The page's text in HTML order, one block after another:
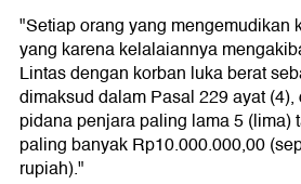
"Setiap orang yang mengemudikan
yang karena kelalaiannya
Lintas dengan korban luka berat
dimaksud dalam Pasal 229 ayat
pidana penjara paling lama 5 (lima)
paling banyak Rp10.000.000,00
rupiah)."